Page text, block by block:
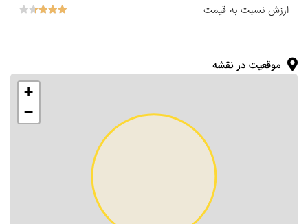
ارزش نسبت به قیمت
موقعیت در نقشه
+
−